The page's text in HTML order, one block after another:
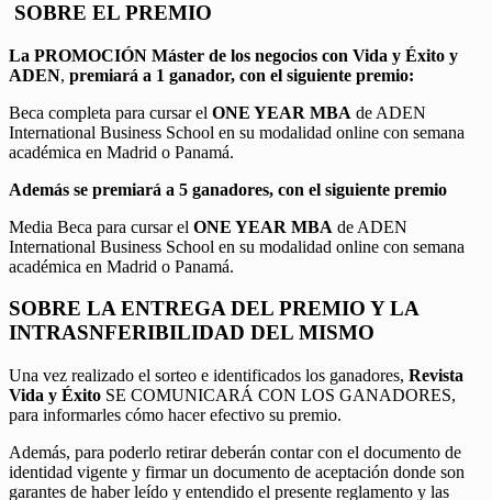
SOBRE EL PREMIO
La PROMOCIÓN Máster de los negocios con Vida y Éxito y
ADEN, premiará a 1 ganador, con el siguiente premio:
Beca completa para cursar el ONE YEAR MBA de ADEN
International Business School en su modalidad online con semana
académica en Madrid o Panamá.
Además se premiará a 5 ganadores, con el siguiente premio
Media Beca para cursar el ONE YEAR MBA de ADEN
International Business School en su modalidad online con semana
académica en Madrid o Panamá.
SOBRE LA ENTREGA DEL PREMIO Y LA
INTRASNFERIBILIDAD DEL MISMO
Una vez realizado el sorteo e identificados los ganadores, Revista
Vida y Éxito SE COMUNICARÁ CON LOS GANADORES,
para informarles cómo hacer efectivo su premio.
Además, para poderlo retirar deberán contar con el documento de
identidad vigente y firmar un documento de aceptación donde son
garantes de haber leído y entendido el presente reglamento y las